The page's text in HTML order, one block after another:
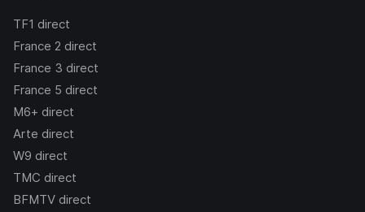
TF1 direct
France 2 direct
France 3 direct
France 5 direct
M6+ direct
Arte direct
W9 direct
TMC direct
BFMTV direct